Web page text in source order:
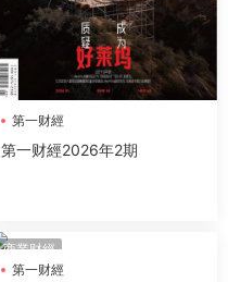
第一财經
第一财經2026年2期
商業财經
第一财經